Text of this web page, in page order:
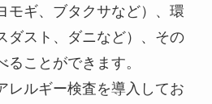
モギ、ブタクサなど）、環
ダスト、ダニなど）、その
ことができます。
レルギー検査を導入してお